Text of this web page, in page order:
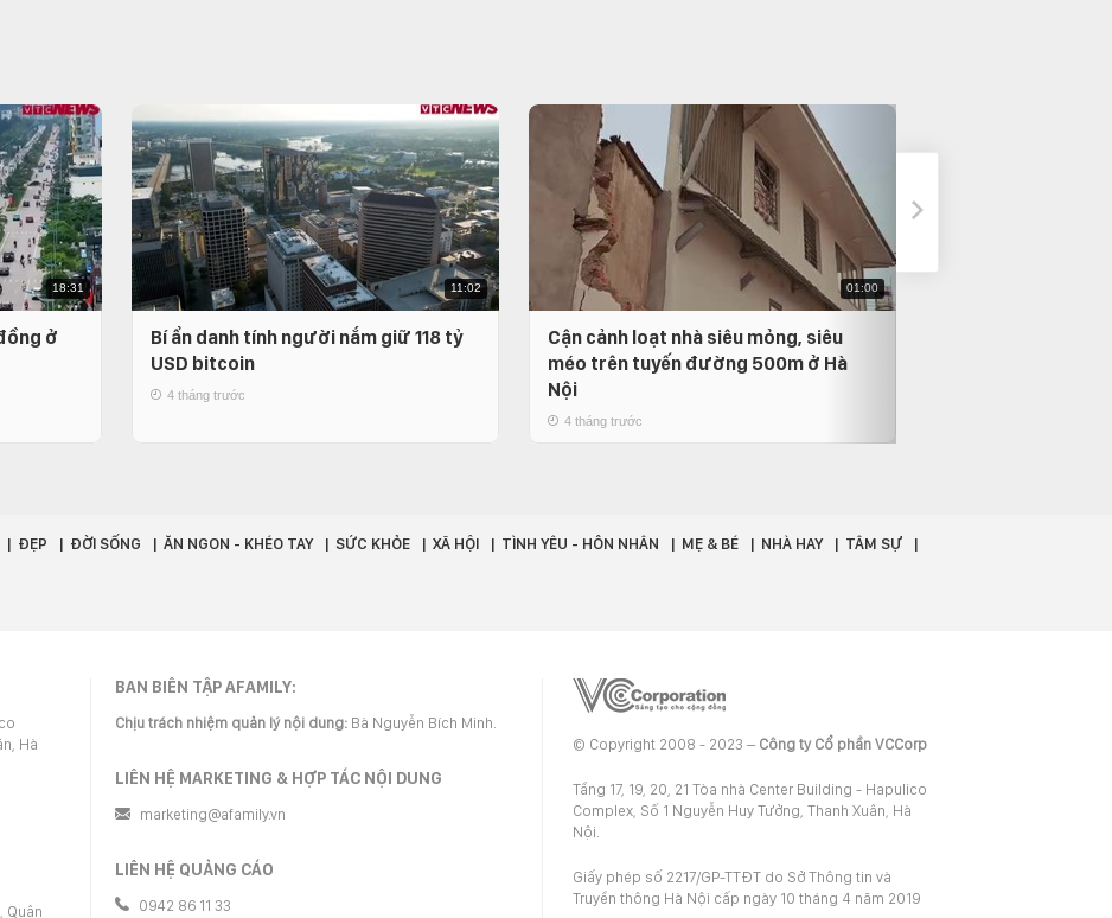
18:31
ở
11:02
Bí ẩn danh tính người nắm giữ 118 tỷ
USD bitcoin
4 tháng trước
01:00
Cận cảnh loạt nhà siêu mỏng, siêu
méo trên tuyến đường 500m ở Hà
Nội
4 tháng trước
ĐẸP ĐỜI SỐNG ĂN NGON - KHÉO TAY SỨC KHỎE XÃ HỘI TÌNH YÊU - HÔN NHÂN MẸ & BÉ NHÀ HAY TÂM SỰ
Hà
Quận
BAN BIÊN TẬP AFAMILY:
Chịu trách nhiệm quản lý nội dung: Bà Nguyễn Bích Minh.
LIÊN HỆ MARKETING & HỢP TÁC NỘI DUNG
marketing@afamily.vn
LIÊN HỆ QUẢNG CÁO
0942 86 11 33
© Copyright 2008 - 2023 – Công ty Cổ phần VCCorp
Tầng 17, 19, 20, 21 Tòa nhà Center Building - Hapulico
Complex, Số 1 Nguyễn Huy Tưởng, Thanh Xuân, Hà
Nội.
Giấy phép số 2217/GP-TTĐT do Sở Thông tin và
Truyền thông Hà Nội cấp ngày 10 tháng 4 năm 2019